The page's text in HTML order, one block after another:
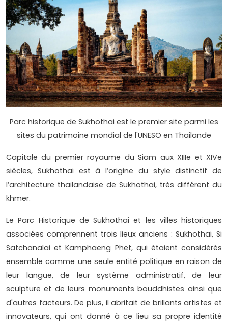
Parc historique de Sukhothai est le premier site parmi les
sites du patrimoine mondial de l'UNESO en Thailande
Capitale du premier royaume du Siam aux XIIIe et XIVe
siècles, Sukhothai est à l’origine du style distinctif de
l’architecture thaïlandaise de Sukhothai, très différent du
khmer.
Le Parc Historique de Sukhothai et les villes historiques
associées comprennent trois lieux anciens : Sukhothai, Si
Satchanalai et Kamphaeng Phet, qui étaient considérés
ensemble comme une seule entité politique en raison de
leur langue, de leur système administratif, de leur
sculpture et de leurs monuments bouddhistes ainsi que
d'autres facteurs. De plus, il abritait de brillants artistes et
innovateurs, qui ont donné à ce lieu sa propre identité